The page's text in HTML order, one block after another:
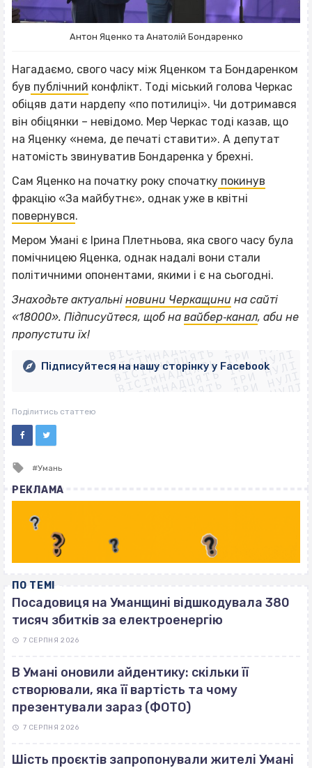
Антон Яценко та Анатолій Бондаренко
Нагадаємо, свого часу між Яценком та Бондаренком
був публічний конфлікт. Тоді міський голова Черкас
обіцяв дати нардепу «по потилиці». Чи дотримався
він обіцянки – невідомо. Мер Черкас тоді казав, що
на Яценку «нема, де печаті ставити». А депутат
натомість звинуватив Бондаренка у брехні.
Сам Яценко на початку року спочатку покинув
фракцію «За майбутнє», однак уже в квітні
повернувся.
Мером Умані є Ірина Плетньова, яка свого часу була
помічницею Яценка, однак надалі вони стали
політичними опонентами, якими і є на сьогодні.
Знаходьте актуальні новини Черкащини на сайті
«18000». Підписуйтеся, щоб на вайбер‐канал, аби не
пропустити їх!
ВІСІМНАДЦЯТЬ ТРИ НУЛІ
ВІСІМНАДЦЯТЬ ТРИ НУЛІ
ВІСІМНАДЦЯТЬ ТРИ НУЛІ
ВІСІМНАДЦЯТЬ ТРИ НУЛІ
ВІСІМНАДЦЯТЬ ТРИ НУЛІ
ВІСІМНАДЦЯТЬ ТРИ НУЛІ
ВІСІМНАДЦЯТЬ ТРИ НУЛІ
ВІСІМНАДЦЯТЬ ТРИ НУЛІ
Підписуйтеся на нашу сторінку у Facebook
Поділитись статтею
Tagged
Умань
РЕКЛАМА
ПО ТЕМІ
Посадовиця на Уманщині відшкодувала 380
тисяч збитків за електроенергію
7 СЕРПНЯ 2026
В Умані оновили айдентику: скільки її
створювали, яка її вартість та чому
презентували зараз (ФОТО)
7 СЕРПНЯ 2026
Шість проєктів запропонували жителі Умані